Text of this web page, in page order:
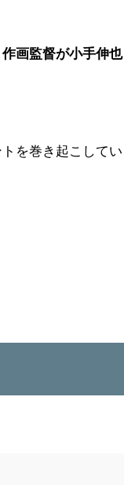
画監督が小手伸也
を巻き起こしてい